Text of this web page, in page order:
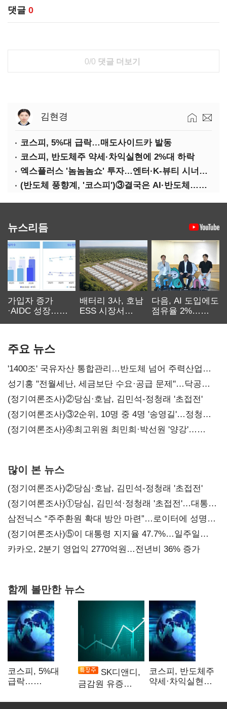
댓글 0
0/0 댓글 더보기
김현경
코스피, 5%대 급락…매도사이드카 발동
코스피, 반도체주 약세·차익실현에 2%대 하락
엑스플러스 '놈놈놈쇼' 투자…엔터·K-뷰티 시너지 확대
(반도체 풍향계, '코스피')③결국은 AI·반도체…글로벌 공급망 연동
뉴스리듬
가입자 증가
·AIDC 성장…
배터리 3사, 호남
ESS 시장서
다음, AI 도입에도
점유율 2%…
주요 뉴스
'1400조' 국유자산 통합관리…반도체 넘어 주력산업
구조혁신
성기홍 "전월세난, 세금보단 수요·공급 문제"…닥공
시사
(정기여론조사)②당심·호남, 김민석-정청래 '초접전'
(정기여론조사)③2순위, 10명 중 4명 '송영길'…정청래
'한 자릿수'
(정기여론조사)④최고위원 최민희·박선원 '양강'…
많이 본 뉴스
(정기여론조사)②당심·호남, 김민석-정청래 '초접전'
(정기여론조사)①당심, 김민석·정청래 '초접전'…대통령
지지도 '50% 아래로'(종합)
삼전닉스 “주주환원 확대 방안 마련”…로이터에 성명
보내
(정기여론조사)⑤이 대통령 지지율 47.7%…일주일
만에 다시 40%대
카카오, 2분기 영업익 2770억원…전년비 36% 증가
함께 볼만한 뉴스
코스피, 5%대
급락…
발동
SK디앤디,
금감원 유증
상한가
코스피, 반도체주
약세·차익실현에